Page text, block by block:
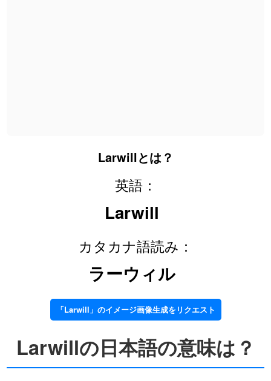
Larwillとは？
英語：
Larwill
カタカナ語読み：
ラーウィル
「Larwill」のイメージ画像生成をリクエスト
Larwillの日本語の意味は？